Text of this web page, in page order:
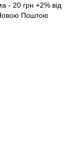
- 20 грн +2% від
Поштою